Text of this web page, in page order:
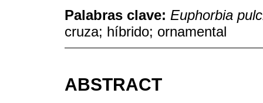
Palabras clave: Euphorbia
cruza; híbrido; ornamental
ABSTRACT